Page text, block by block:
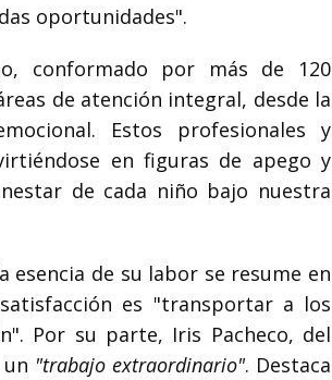
oportunidades".
conformado por más de 120
de atención integral, desde la
Estos profesionales y
en figuras de apego y
de cada niño bajo nuestra
esencia de su labor se resume en
es "transportar a los
Por su parte, Iris Pacheco, del
"trabajo extraordinario". Destaca